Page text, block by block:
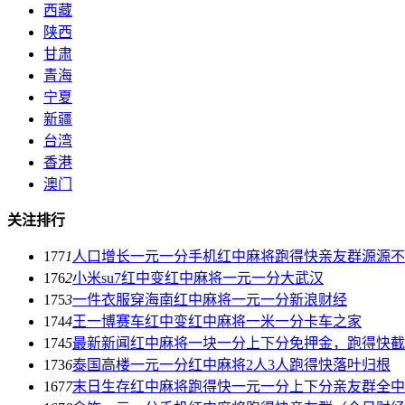
西藏
陕西
甘肃
青海
宁夏
新疆
台湾
香港
澳门
关注排行
1771 人口增长一元一分手机红中麻将跑得快亲友群源源
1762小米su7红中变红中麻将一元一分大武汉
1753一件衣服穿海南红中麻将一元一分新浪财经
1744王一博赛车红中变红中麻将一米一分卡车之家
1745最新新闻红中麻将一块一分上下分免押金，跑得快
1736泰国高楼一元一分红中麻将2人3人跑得快落叶归根
1677末日生存红中麻将跑得快一元一分上下分亲友群全